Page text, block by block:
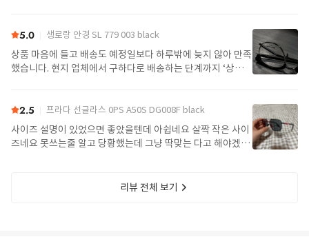
5.0 생로랑 안경 SL 779 003 black
상품 마음에 들고 배송도 예정일보다 하루밖에 늦지 않아 만족
했습니다. 현지 업체에서 구하다로 배송하는 단계까지 ‘상품준
2.5 프라다 선글라스 0PS A50S DG008F black
사이즈 설명이 있었으면 좋았을텐데 아쉽네요 살짝 작은 사이
즈네요 못쓰는줄 알고 당황했는데 그냥 딱맞는 다고 해야겠네
리뷰 전체 보기